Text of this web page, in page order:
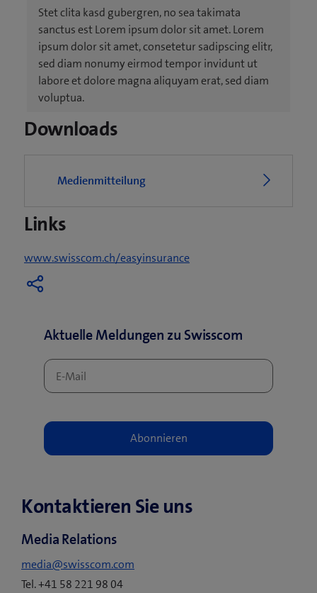
Stet clita kasd gubergren, no sea takimata
sanctus est Lorem ipsum dolor sit amet. Lorem
ipsum dolor sit amet, consetetur sadipscing elitr,
sed diam nonumy eirmod tempor invidunt ut
labore et dolore magna aliquyam erat, sed diam
voluptua.
Downloads
Medienmitteilung
Links
www.swisscom.ch/easyinsurance
Aktuelle Meldungen zu Swisscom
Kontaktieren Sie uns
Media Relations
media@swisscom.com
Tel. +41 58 221 98 04